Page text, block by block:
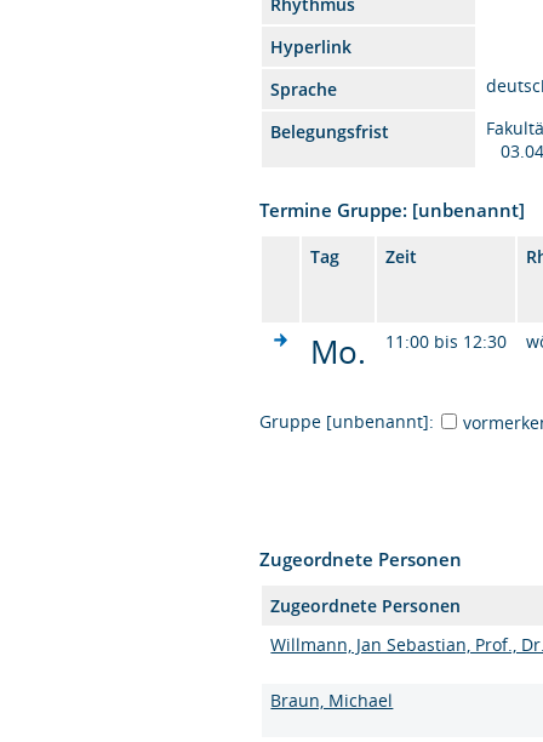
Hyperlink
Sprache
Belegungsfrist
Termine Gruppe: [unbenannt]
Tag Zeit
Mo. 11:00 bis 12:30
Gruppe [unbenannt]:
Zugeordnete Personen
Zugeordnete Personen
Willmann, Jan Sebastian, Prof.,
Braun, Michael